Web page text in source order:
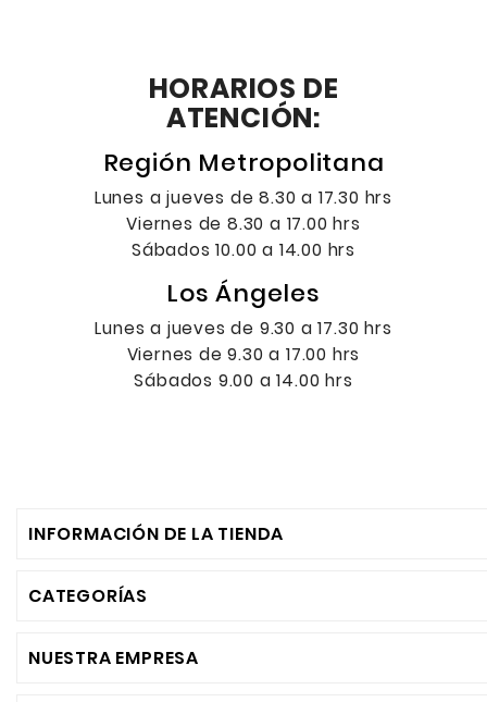
HORARIOS DE
ATENCIÓN:
Región Metropolitana
Lunes a jueves de 8.30 a 17.30 hrs
Viernes de 8.30 a 17.00 hrs
Sábados 10.00 a 14.00 hrs
Los Ángeles
Lunes a jueves de 9.30 a 17.30 hrs
Viernes de 9.30 a 17.00 hrs
Sábados 9.00 a 14.00 hrs
INFORMACIÓN DE LA TIENDA
CATEGORÍAS
NUESTRA EMPRESA